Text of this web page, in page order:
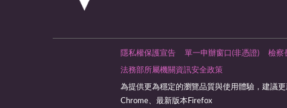
隱私權保護宣告 單一申辦窗口(非憑證) 檢察
法務部所屬機關資訊安全政策
為提供更為穩定的瀏覽品質與使用體驗，建議
Chrome、最新版本Firefox